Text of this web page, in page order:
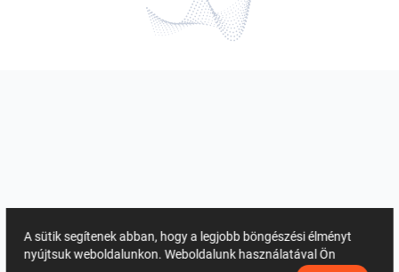
A sütik segítenek abban, hogy a legjobb böngészési élményt
nyújtsuk weboldalunkon. Weboldalunk használatával Ön